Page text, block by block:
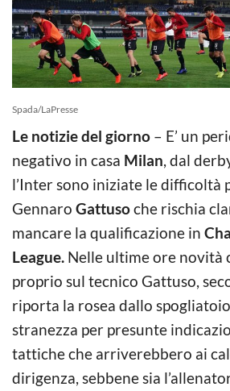
Spada/LaPresse
Le notizie del giorno – E’ un
negativo in casa Milan, dal
l’Inter sono iniziate le difficoltà
Gennaro Gattusoche rischia
mancare la qualificazione in
League. Nelle ultime ore novità
proprio sul tecnico Gattuso,
riporta la rosea dallo
stranezza per presunte
tattiche che arriverebbero ai
dirigenza, sebbene sia